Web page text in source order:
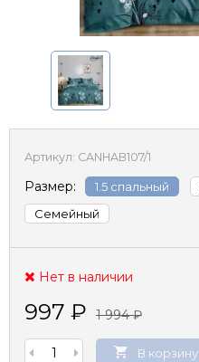
Артикул: CANHAB107/1
Размер: 1.5 спальный
Семейный
Нет в наличии
997 ₽ 1 994₽
В корзину